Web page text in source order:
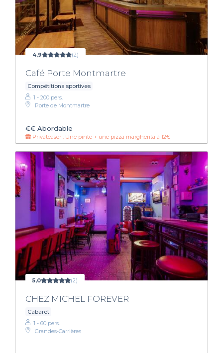
4,9 (2)
Café Porte Montmartre
Compétitions sportives
1 - 200 pers.
Porte de Montmartre
€€ Abordable
Privateaser : Une pinte + une pizza margherita à 12€
5,0 (2)
CHEZ MICHEL FOREVER
Cabaret
1 - 60 pers.
Grandes-Carrières